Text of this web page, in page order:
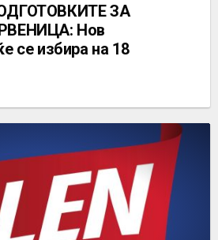
ЗА
Нов
се избира на 18